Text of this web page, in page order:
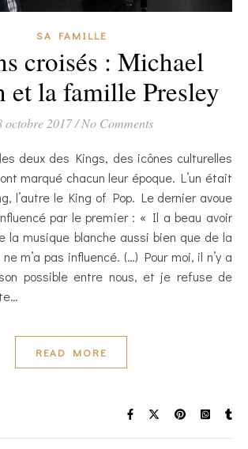
SA FAMILLE
croisés : Michael
et la famille Presley
octobre 2017 / No Comments
marqué chacun leur époque. L’un était
l’autre le King of Pop. Le dernier avoue
par le premier : « Il a beau avoir
la musique blanche aussi bien que de la
m’a pas influencé. (…) Pour moi, il n’y a
possible entre nous, et je refuse de
READ MORE